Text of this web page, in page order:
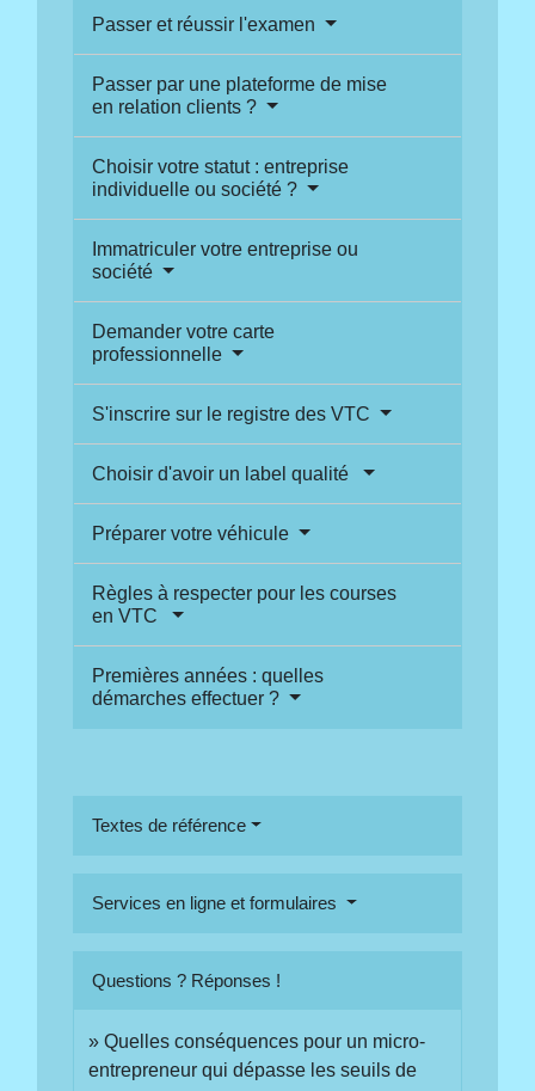
Passer et réussir l'examen
Passer par une plateforme de mise
en relation clients ?
Choisir votre statut : entreprise
individuelle ou société ?
Immatriculer votre entreprise ou
société
Demander votre carte
professionnelle
S'inscrire sur le registre des VTC
Choisir d'avoir un label qualité
Préparer votre véhicule
Règles à respecter pour les courses
en VTC
Premières années : quelles
démarches effectuer ?
Textes de référence
Services en ligne et formulaires
Questions ? Réponses !
Quelles conséquences pour un micro-
entrepreneur qui dépasse les seuils de